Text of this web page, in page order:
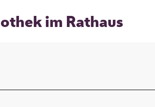
im Rathaus